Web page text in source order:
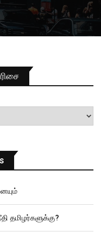
தமிழர்களுக்கு?